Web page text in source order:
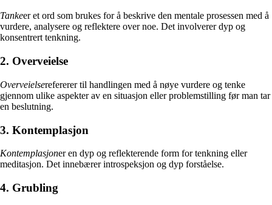
Tankeer et ord som brukes for å beskrive den mentale prosessen med å
vurdere, analysere og reflektere over noe. Det involverer dyp og
konsentrert tenkning.
2. Overveielse
Overveielserefererer til handlingen med å nøye vurdere og tenke
gjennom ulike aspekter av en situasjon eller problemstilling før man tar
en beslutning.
3. Kontemplasjon
Kontemplasjoner en dyp og reflekterende form for tenkning eller
meditasjon. Det innebærer introspeksjon og dyp forståelse.
4. Grubling